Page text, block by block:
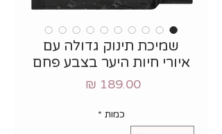
שמיכת תינוק גדולה עם
איורי חיות היער בצבע פחם
‏189.00 ‏₪
כמות *